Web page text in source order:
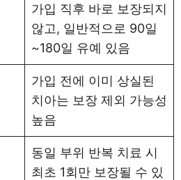
가입 직후 바로 보장되지
않고, 일반적으로 90일
~180일 유예 있음
가입 전에 이미 상실된
치아는 보장 제외 가능성
높음
동일 부위 반복 치료 시
최초 1회만 보장될 수 있